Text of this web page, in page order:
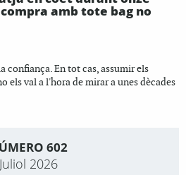
amb tote bag no
confiança. En tot cas, assumir els
els val a l'hora de mirar a unes dècades
602
Juliol 2026